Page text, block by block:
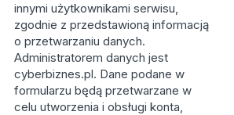
innymi użytkownikami serwisu,
zgodnie z przedstawioną informacją
o przetwarzaniu danych.
Administratorem danych jest
cyberbiznes.pl. Dane podane w
formularzu będą przetwarzane w
celu utworzenia i obsługi konta,